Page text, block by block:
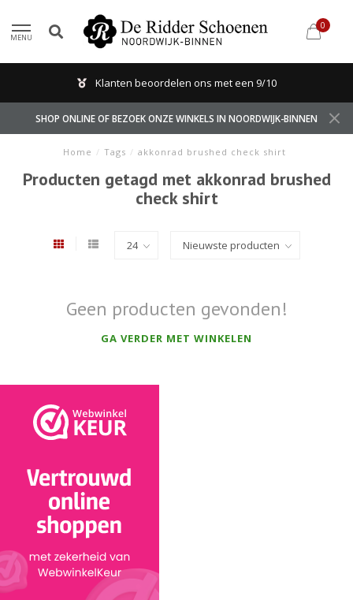
MENU
0
Klanten beoordelen ons met een 9/10
SHOP ONLINE OF BEZOEK ONZE WINKELS IN NOORDWIJK-BINNEN
Home / Tags / akkonrad brushed check shirt
Producten getagd met akkonrad brushed
check shirt
Geen producten gevonden!
GA VERDER MET WINKELEN